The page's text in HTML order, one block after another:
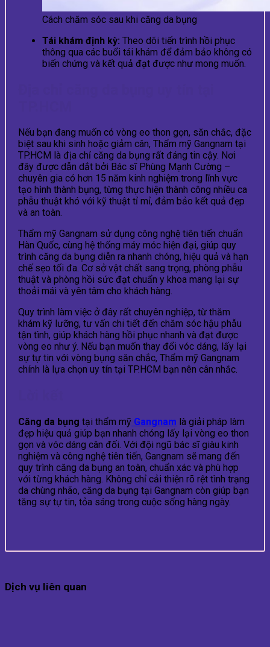
Cách chăm sóc sau khi căng da bụng
Tái khám định kỳ: Theo dõi tiến trình hồi phục
thông qua các buổi tái khám để đảm bảo không có
biến chứng và kết quả đạt được như mong muốn.
Nếu bạn đang muốn có vòng eo thon gọn, săn chắc, đặc
biệt sau khi sinh hoặc giảm cân, Thẩm mỹ Gangnam tại
TP.HCM là địa chỉ căng da bụng rất đáng tin cậy. Nơi
đây được dẫn dắt bởi Bác sĩ Phùng Mạnh Cường –
chuyên gia có hơn 15 năm kinh nghiệm trong lĩnh vực
tạo hình thành bụng, từng thực hiện thành công nhiều ca
phẫu thuật khó với kỹ thuật tỉ mỉ, đảm bảo kết quả đẹp
và an toàn.
Thẩm mỹ Gangnam sử dụng công nghệ tiên tiến chuẩn
Hàn Quốc, cùng hệ thống máy móc hiện đại, giúp quy
trình căng da bụng diễn ra nhanh chóng, hiệu quả và hạn
chế sẹo tối đa. Cơ sở vật chất sang trọng, phòng phẫu
thuật và phòng hồi sức đạt chuẩn y khoa mang lại sự
thoải mái và yên tâm cho khách hàng.
Quy trình làm việc ở đây rất chuyên nghiệp, từ thăm
khám kỹ lưỡng, tư vấn chi tiết đến chăm sóc hậu phẫu
tận tình, giúp khách hàng hồi phục nhanh và đạt được
vòng eo như ý. Nếu bạn muốn thay đổi vóc dáng, lấy lại
sự tự tin với vòng bụng săn chắc, Thẩm mỹ Gangnam
chính là lựa chọn uy tín tại TP.HCM bạn nên cân nhắc.
Căng da bụng tại thẩm mỹ Gangnam là giải pháp làm
đẹp hiệu quả giúp bạn nhanh chóng lấy lại vòng eo thon
gọn và vóc dáng cân đối. Với đội ngũ bác sĩ giàu kinh
nghiệm và công nghệ tiên tiến, Gangnam sẽ mang đến
quy trình căng da bụng an toàn, chuẩn xác và phù hợp
với từng khách hàng. Không chỉ cải thiện rõ rệt tình trạng
da chùng nhão, căng da bụng tại Gangnam còn giúp bạn
tăng sự tự tin, tỏa sáng trong cuộc sống hàng ngày.
Dịch vụ liên quan